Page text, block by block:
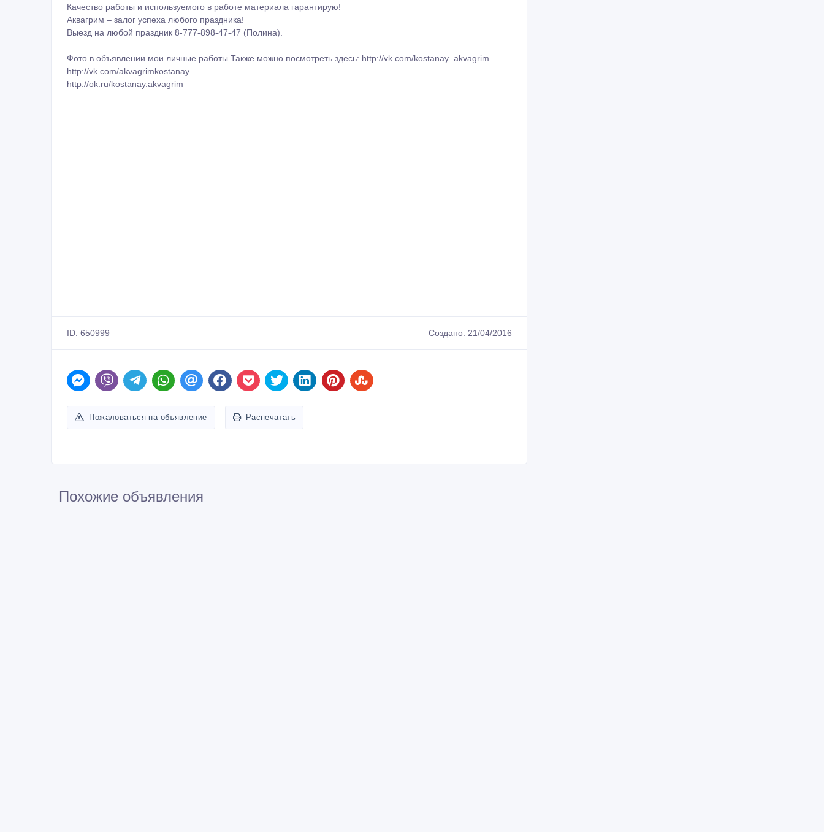
Качество работы и используемого в работе материала гарантирую!
Аквагрим – залог успеха любого праздника!
Выезд на любой праздник 8-777-898-47-47 (Полина).
Фото в объявлении мои личные работы.Также можно посмотреть здесь: http://vk.com/kostanay_akvagrim
http://vk.com/akvagrimkostanay
http://ok.ru/kostanay.akvagrim
ID: 650999 Создано: 21/04/2016
Пожаловаться на объявление Распечатать
Похожие объявления